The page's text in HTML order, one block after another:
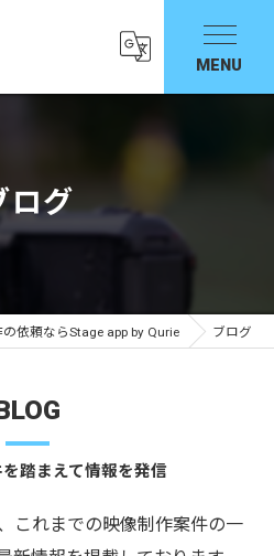
ログ
依頼ならStage app by Qurie ブログ
踏まえて情報を発信
これまでの映像制作案件の一